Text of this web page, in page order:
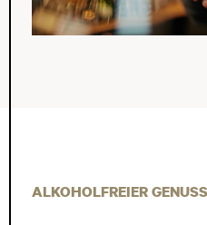
ALKOHOLFREIER GENUSS